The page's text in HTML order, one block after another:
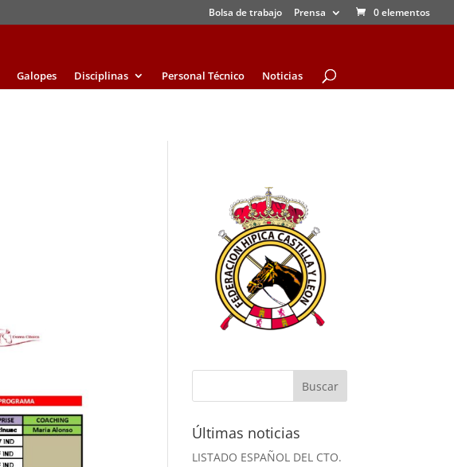
Bolsa de trabajo Prensa 0 elementos
Galopes Disciplinas Personal Técnico Noticias
Últimas noticias
LISTADO ESPAÑOL DEL CTO.